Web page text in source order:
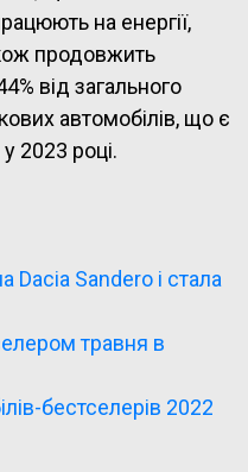
на енергії,
продовжить
від загального
автомобілів, що є
2023 році.
Dacia Sandero і стала
травня в
бестселерів 2022